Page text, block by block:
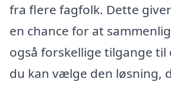
fra flere fagfolk. Dette
en chance for at
også forskellige tilgange til
du kan vælge den løsning,